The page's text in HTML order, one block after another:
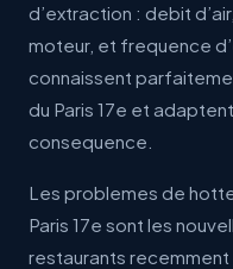
d’extraction : debit
moteur, et frequence
connaissent
du Paris 17e et
consequence.
Les problemes de
Paris 17e sont les
restaurants recemment